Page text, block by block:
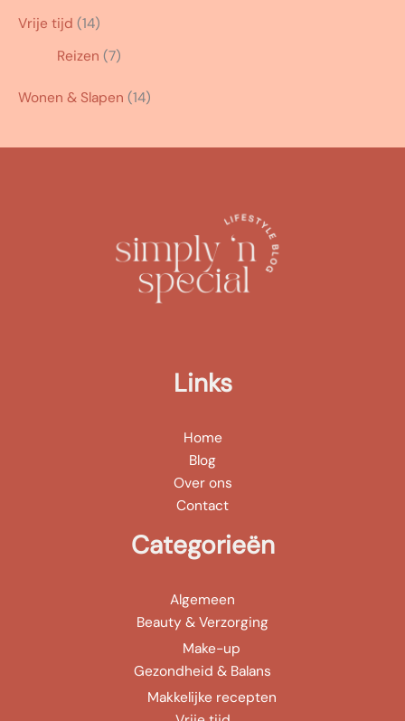
Vrije tijd (14)
Reizen (7)
Wonen & Slapen (14)
Links
Home
Blog
Over ons
Contact
Categorieën
Algemeen
Beauty & Verzorging
Make-up
Gezondheid & Balans
Makkelijke recepten